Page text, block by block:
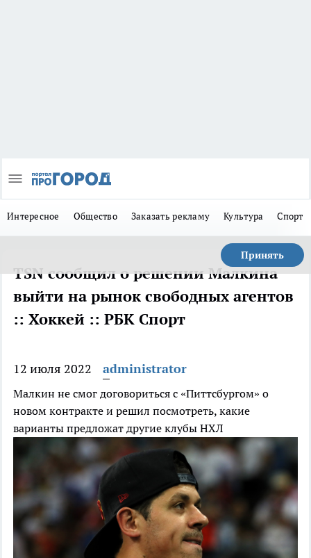
Интересное Общество Заказать рекламу Культура Спорт
Принять
TSN сообщил о решении Малкина
выйти на рынок свободных агентов
:: Хоккей :: РБК Спорт
12 июля 2022 administrator
Малкин не смог договориться с «Питтсбургом» о
новом контракте и решил посмотреть, какие
варианты предложат другие клубы НХЛ